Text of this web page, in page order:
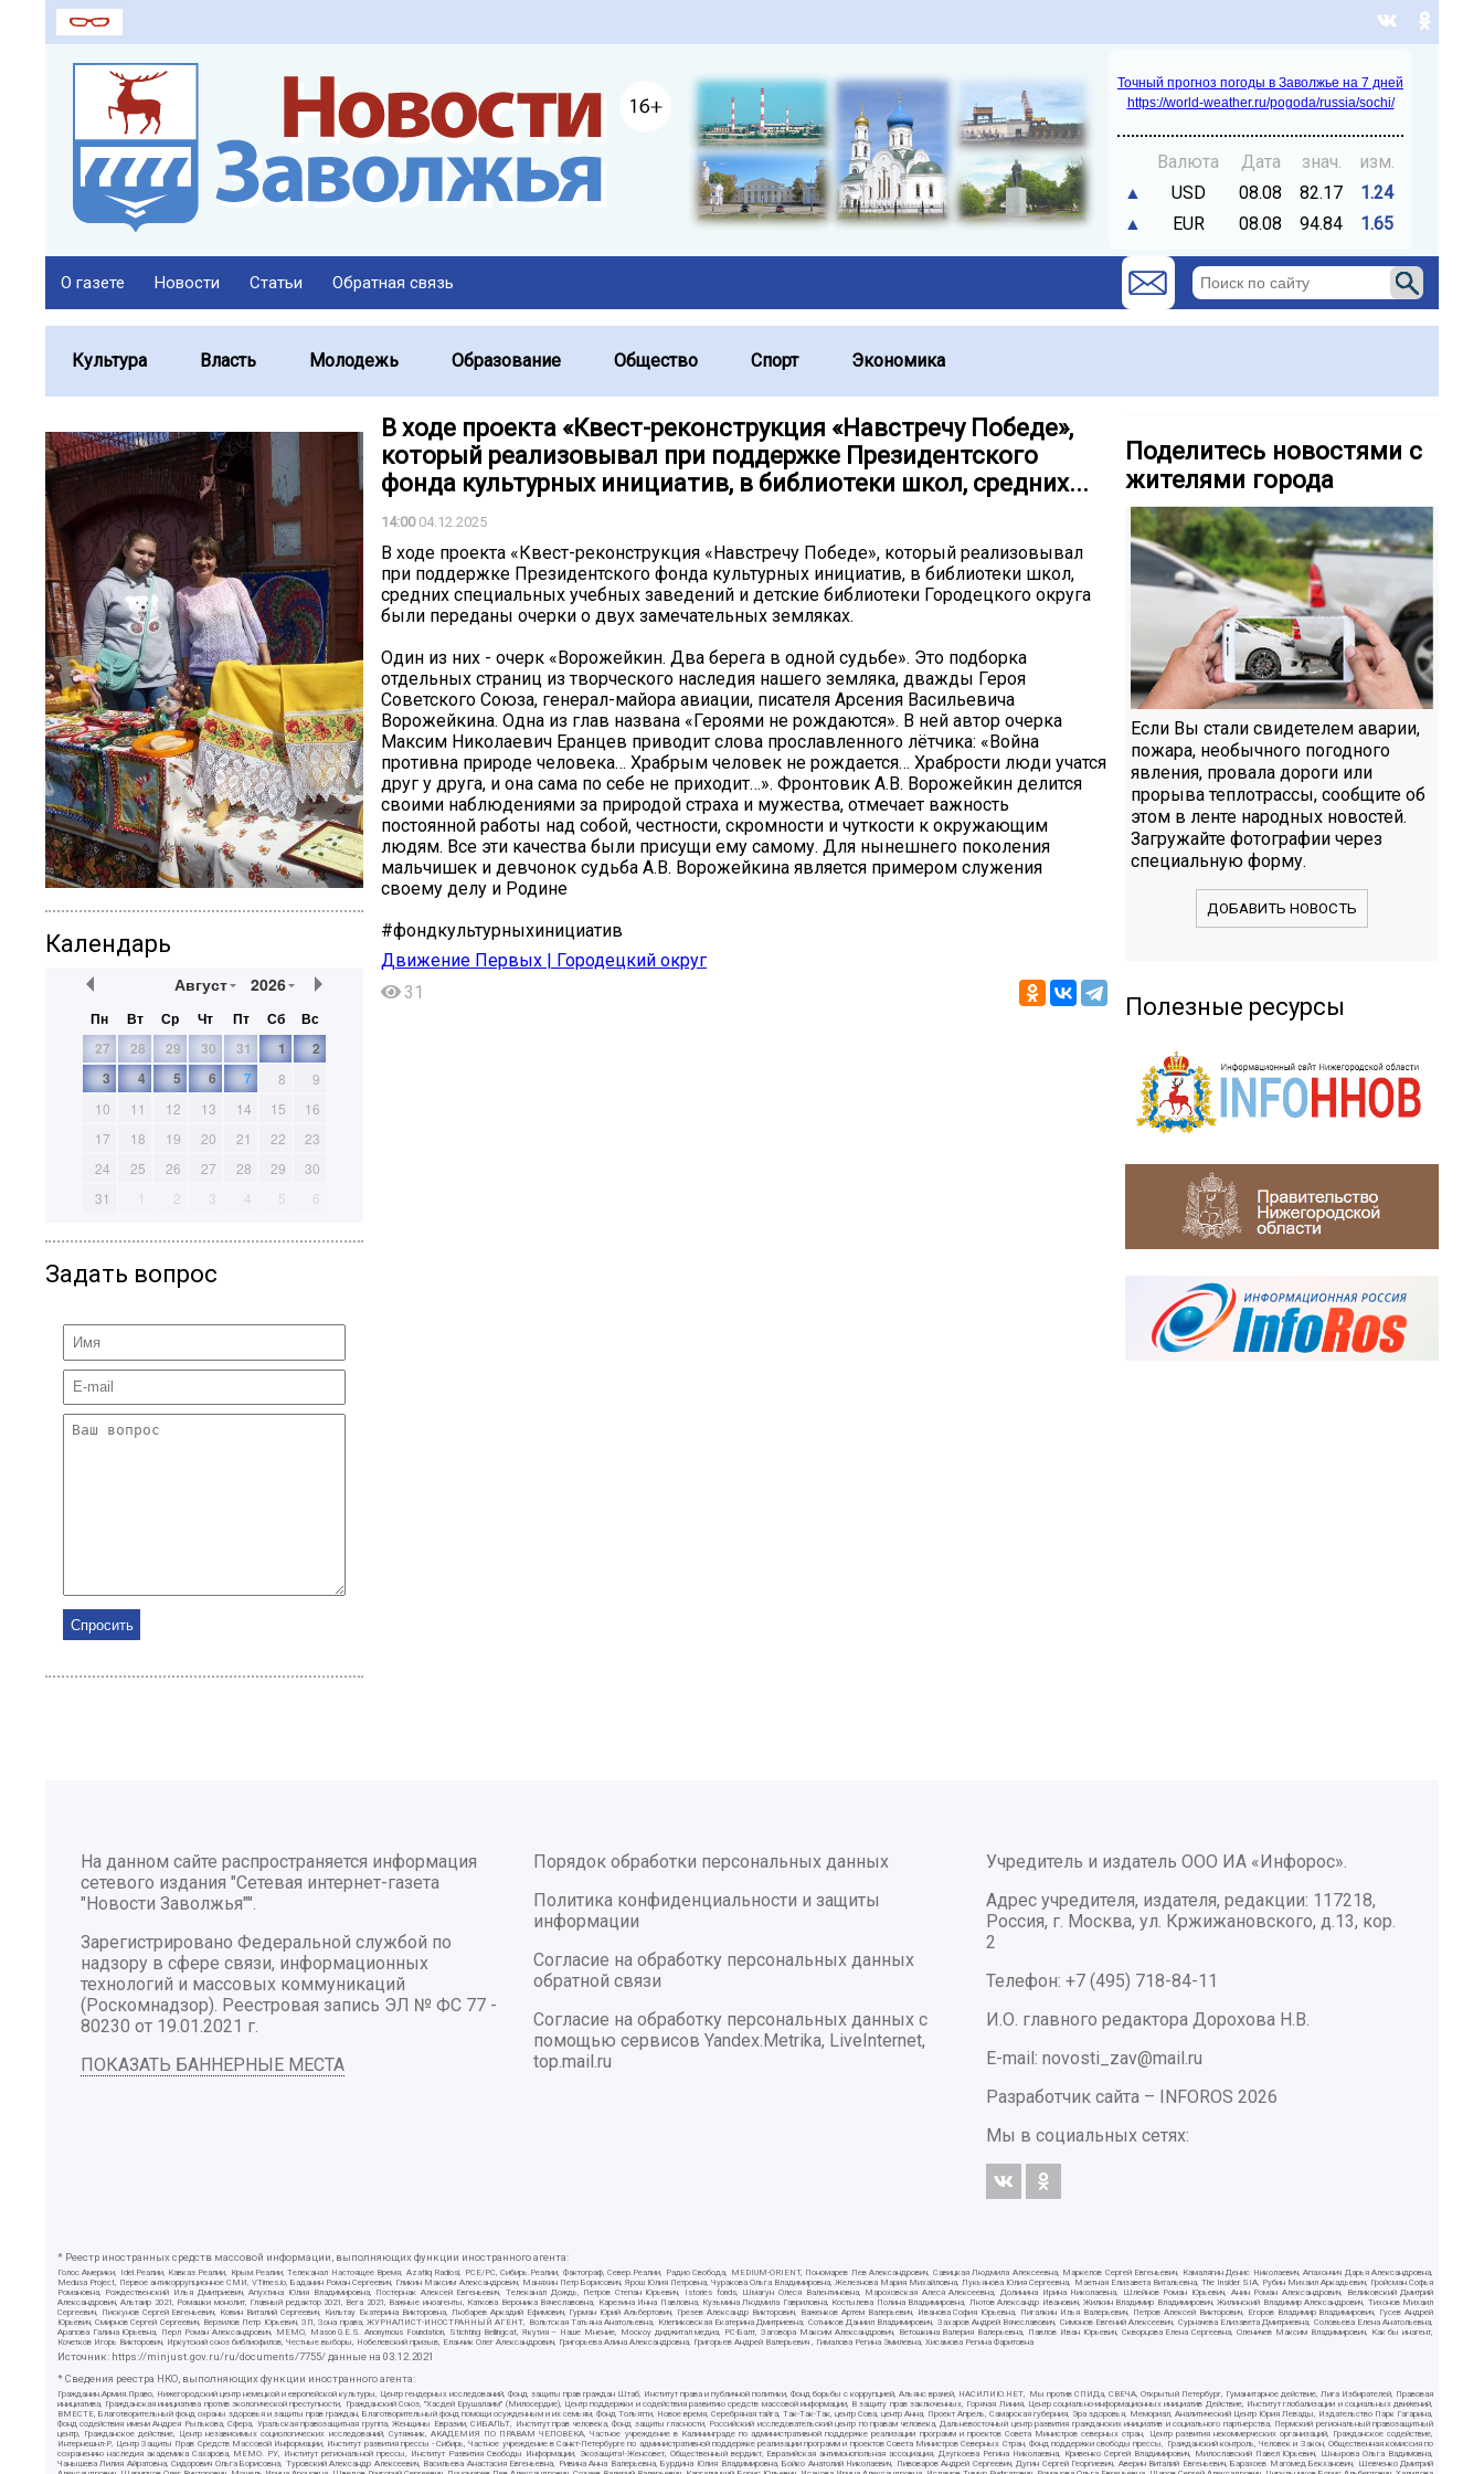
Точный прогноз погоды в Заволжье на 7 дней
https://world-weather.ru/pogoda/russia/sochi/
Валюта Дата знач.
изм.
▲
USD 08.08 82.17
1.24
▲
EUR 08.08 94.84 1.65
О газете Новости Статьи Обратная связь
Культура Власть Молодежь Образование Общество Спорт Экономика
Календарь
Август 2026
Пн Вт Ср Чт Пт Сб
Вс
27
28 29 30 31 1
2
3
4 5 6 7 8
9
10
11 12 13 14 15
16
17
18 19 20 21 22
23
24
25 26 27 28 29
30
31
1 2 3 4 5 6
Задать вопрос
В ходе проекта «Квест-реконструкция «Навстречу Победе»,
который реализовывал при поддержке Президентского
фонда культурных инициатив, в библиотеки школ, средних...
14:0004.12.2025
В ходе проекта «Квест-реконструкция «Навстречу Победе», который реализовывал
при поддержке Президентского фонда культурных инициатив, в библиотеки школ,
средних специальных учебных заведений и детские библиотеки Городецкого округа
были переданы очерки о двух замечательных земляках.
Один из них - очерк «Ворожейкин. Два берега в одной судьбе». Это подборка
отдельных страниц из творческого наследия нашего земляка, дважды Героя
Советского Союза, генерал-майора авиации, писателя Арсения Васильевича
Ворожейкина. Одна из глав названа «Героями не рождаются». В ней автор очерка
Максим Николаевич Еранцев приводит слова прославленного лётчика: «Война
противна природе человека… Храбрым человек не рождается… Храбрости люди учатся
друг у друга, и она сама по себе не приходит…». Фронтовик А.В. Ворожейкин делится
своими наблюдениями за природой страха и мужества, отмечает важность
постоянной работы над собой, честности, скромности и чуткости к окружающим
людям. Все эти качества были присущи ему самому. Для нынешнего поколения
мальчишек и девчонок судьба А.В. Ворожейкина является примером служения
своему делу и Родине
#фондкультурныхинициатив
Движение Первых | Городецкий округ
31
Поделитесь новостями с
жителями города
Если Вы стали свидетелем аварии,
пожара, необычного погодного
явления, провала дороги или
прорыва теплотрассы, сообщите об
этом в ленте народных новостей.
Загружайте фотографии через
специальную форму.
ДОБАВИТЬ НОВОСТЬ
Полезные ресурсы
На данном сайте распространяется информация
сетевого издания "Сетевая интернет-газета
"Новости Заволжья"".
Зарегистрировано Федеральной службой по
надзору в сфере связи, информационных
технологий и массовых коммуникаций
(Роскомнадзор). Реестровая запись ЭЛ № ФС 77 -
80230 от 19.01.2021 г.
ПОКАЗАТЬ БАННЕРНЫЕ МЕСТА
Порядок обработки персональных данных
Политика конфиденциальности и защиты
информации
Согласие на обработку персональных данных
обратной связи
Согласие на обработку персональных данных с
помощью сервисов Yandex.Metrika, LiveInternet,
top.mail.ru
Учредитель и издатель ООО ИА «Инфорос».
Адрес учредителя, издателя, редакции: 117218,
Россия, г. Москва, ул. Кржижановского, д.13, кор.
2
Телефон: +7 (495) 718-84-11
И.О. главного редактора Дорохова Н.В.
E-mail: novosti_zav@mail.ru
Разработчик сайта –
INFOROS 2026
Мы в социальных сетях:
* Реестр иностранных средств массовой информации, выполняющих функции иностранного агента:
Голос Америки, Idel.Реалии, Кавказ.Реалии, Крым.Реалии, Телеканал Настоящее Время, Azatliq Radiosi, PCE/PC, Сибирь.Реалии, Фактограф, Север.Реалии, Радио Свобода, MEDIUM-ORIENT, Пономарев Лев Александрович, Савицкая Людмила Алексеевна, Маркелов Сергей Евгеньевич, Камалягин Денис Николаевич, Апахончич Дарья Александровна,
Medusa Project, Первое антикоррупционное СМИ, VTimes.io, Баданин Роман Сергеевич, Гликин Максим Александрович, Маняхин Петр Борисович, Ярош Юлия Петровна, Чуракова Ольга Владимировна, Железнова Мария Михайловна, Лукьянова Юлия Сергеевна, Маетная Елизавета Витальевна, The Insider SIA, Рубин Михаил Аркадьевич, Гройсман Софья
Романовна, Рождественский Илья Дмитриевич, Апухтина Юлия Владимировна, Постернак Алексей Евгеньевич, Телеканал Дождь, Петров Степан Юрьевич, Istories fonds, Шмагун Олеся Валентиновна, Мароховская Алеся Алексеевна, Долинина Ирина Николаевна, Шлейнов Роман Юрьевич, Анин Роман Александрович, Великовский Дмитрий
Александрович, Альтаир 2021, Ромашки монолит, Главный редактор 2021, Вега 2021, Важные иноагенты, Каткова Вероника Вячеславовна, Карезина Инна Павловна, Кузьмина Людмила Гавриловна, Костылева Полина Владимировна, Лютов Александр Иванович, Жилкин Владимир Владимирович, Жилинский Владимир Александрович, Тихонов Михаил
Сергеевич, Пискунов Сергей Евгеньевич, Ковин Виталий Сергеевич, Кильтау Екатерина Викторовна, Любарев Аркадий Ефимович, Гурман Юрий Альбертович, Грезев Александр Викторович, Важенков Артем Валерьевич, Иванова София Юрьевна, Пигалкин Илья Валерьевич, Петров Алексей Викторович, Егоров Владимир Владимирович, Гусев Андрей
Юрьевич, Смирнов Сергей Сергеевич, Верзилов Петр Юрьевич, ЗП, Зона права, ЖУРНАЛИСТ-ИНОСТРАННЫЙ АГЕНТ, Вольтская Татьяна Анатольевна, Клепиковская Екатерина Дмитриевна, Сотников Даниил Владимирович, Захаров Андрей Вячеславович, Симонов Евгений Алексеевич, Сурначева Елизавета Дмитриевна, Соловьева Елена Анатольевна,
Арапова Галина Юрьевна, Перл Роман Александрович, МЕМО, Mason G.E.S. Anonymous Foundation, Stichting Bellingcat, Якутия – Наше Мнение, Москоу диджитал медиа, РС-Балт, Заговора Максим Александрович, Ветошкина Валерия Валерьевна, Павлов Иван Юрьевич, Скворцова Елена Сергеевна, Оленичев Максим Владимирович, Как бы инагент,
Кочетков Игорь Викторович, Иркутский союз библиофилов, Честные выборы, Нобелевский призыв, Еланчик Олег Александрович, Григорьева Алина Александровна, Григорьев Андрей Валерьевич , Гималова Регина Эмилевна, Хисамова Регина Фаритовна
Источник: https://minjust.gov.ru/ru/documents/7755/данные на 03.12.2021
* Сведения реестра НКО, выполняющих функции иностранного агента:
Гражданин.Армия.Право, Нижегородский центр немецкой и европейской культуры, Центр гендерных исследований, Фонд защиты прав граждан Штаб, Институт права и публичной политики, Фонд борьбы с коррупцией, Альянс врачей, НАСИЛИЮ.НЕТ, Мы против СПИДа, СВЕЧА, Открытый Петербург, Гуманитарное действие, Лига Избирателей, Правовая
инициатива, Гражданская инициатива против экологической преступности, Гражданский Союз, "Хасдей Ерушалаим" (Милосердие), Центр поддержки и содействия развитию средств массовой информации, В защиту прав заключенных, Горячая Линия, Центр социально-информационных инициатив Действие, Институт глобализации и социальных движений,
ВМЕСТЕ, Благотворительный фонд охраны здоровья и защиты прав граждан, Благотворительный фонд помощи осужденным и их семьям, Фонд Тольятти, Новое время, Серебряная тайга, Так-Так-Так, центр Сова, центр Анна, Проект Апрель, Самарская губерния, Эра здоровья, Мемориал, Аналитический Центр Юрия Левады, Издательство Парк Гагарина,
Фонд содействия имени Андрея Рылькова, Сфера, Уральская правозащитная группа, Женщины Евразии, СИБАЛЬТ, Институт прав человека, Фонд защиты гласности, Российский исследовательский центр по правам человека, Дальневосточный центр развития гражданских инициатив и социального партнерства, Пермский региональный правозащитный
центр, Гражданское действие, Центр независимых социологических исследований, Сутяжник, АКАДЕМИЯ ПО ПРАВАМ ЧЕЛОВЕКА, Частное учреждение в Калининграде по административной поддержке реализации программ и проектов Совета Министров северных стран, Центр развития некоммерческих организаций, Гражданское содействие,
Интернешнл-Р, Центр Защиты Прав Средств Массовой Информации, Институт развития прессы - Сибирь, Частное учреждение в Санкт-Петербурге по административной поддержке реализации программ и проектов Совета Министров Северных Стран, Фонд поддержки свободы прессы, Гражданский контроль, Человек и Закон, Общественная комиссия по
сохранению наследия академика Сахарова, МЕМО. РУ, Институт региональной прессы, Институт Развития Свободы Информации, Экозащита!-Женсовет, Общественный вердикт, Евразийская антимонопольная ассоциация, Дзугкоева Регина Николаевна, Кривенко Сергей Владимирович, Милославский Павел Юрьевич, Шнырова Ольга Вадимовна,
Чанышева Лилия Айратовна, Сидорович Ольга Борисовна, Туровский Александр Алексеевич, Васильева Анастасия Евгеньевна, Ривина Анна Валерьевна, Бурдина Юлия Владимировна, Бойко Анатолий Николаевич, Пивоваров Андрей Сергеевич, Дугин Сергей Георгиевич, Аверин Виталий Евгеньевич, Барахоев Магомед Бекханович, Шевченко Дмитрий